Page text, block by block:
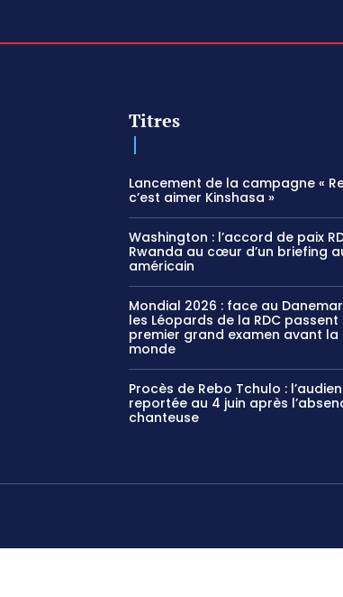
Titres
Lancement de la campagne «
c’est aimer Kinshasa »
Washington : l’accord de paix
Rwanda au cœur d’un briefing
américain
Mondial 2026 : face au
les Léopards de la RDC passent
premier grand examen avant la
monde
Procès de Rebo Tchulo :
reportée au 4 juin après
chanteuse